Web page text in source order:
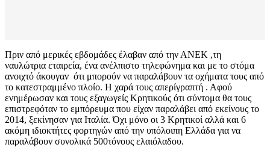
Πριν από μερικές εβδομάδες έλαβαν από την ΑΝΕΚ ,τη
ναυλώτρια εταιρεία, ένα ανέλπιστο τηλεφώνημα και με το στόμα
ανοιχτό άκουγαν ότι μπορούν να παραλάβουν τα οχήματα τους από
το κατεστραμμένο πλοίο. Η χαρά τους απερίγραπτή . Αφού
ενημέρωσαν και τους εξαγωγείς Κρητικούς ότι σύντομα θα τους
επιστρεφόταν το εμπόρευμα που είχαν παραλάβει από εκείνους το
2014, ξεκίνησαν για Ιταλία. Όχι μόνο οι 3 Κρητικοί αλλά και 6
ακόμη ιδιοκτήτες φορτηγών από την υπόλοιπη Ελλάδα για να
παραλάβουν συνολικά 500τόνους ελαιόλαδου.